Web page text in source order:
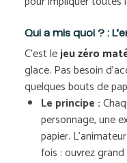
Qui a mis quoi ? :
C’est lejeu zéro
glace. Pas besoin
quelques bouts de
Le principe :
personnage, une
papier.
fois : ouvrez